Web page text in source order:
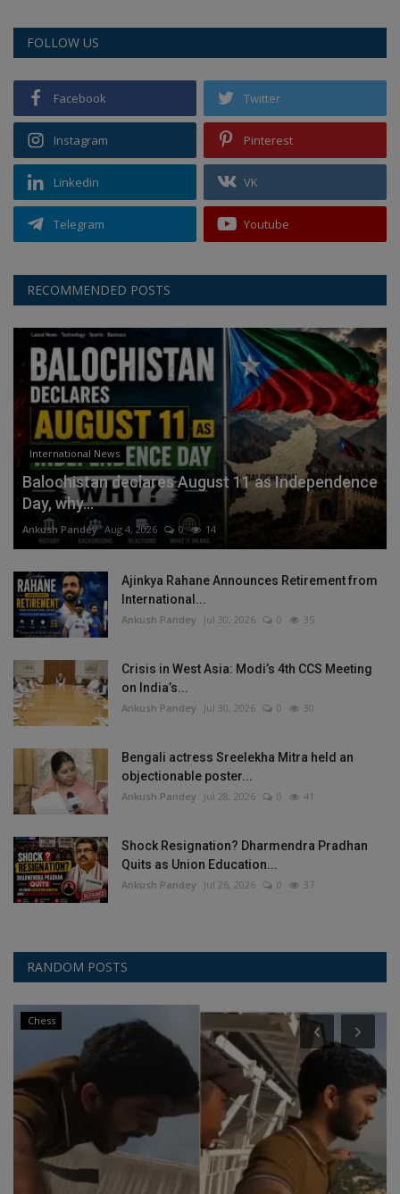
FOLLOW US
Facebook Twitter
Instagram Pinterest
Linkedin VK
Telegram Youtube
RECOMMENDED POSTS
International News
Balochistan declares August 11 as Independence
Day, why...
Ankush Pandey Aug 4, 2026 0 14
Ajinkya Rahane Announces Retirement from
International...
Ankush Pandey Jul 30, 2026 0 35
Crisis in West Asia: Modi’s 4th CCS Meeting
on India’s...
Ankush Pandey Jul 30, 2026 0 30
Bengali actress Sreelekha Mitra held an
objectionable poster...
Ankush Pandey Jul 28, 2026 0 41
Shock Resignation? Dharmendra Pradhan
Quits as Union Education...
Ankush Pandey Jul 26, 2026 0 37
RANDOM POSTS
Chess